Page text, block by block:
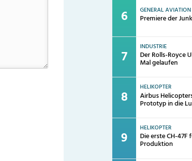
GENERAL AVIATION
Premiere der
INDUSTRIE
Der Rolls-Royce
Mal gelaufen
HELIKOPTER
Airbus
Prototyp in die
HELIKOPTER
Die erste CH-
Produktion